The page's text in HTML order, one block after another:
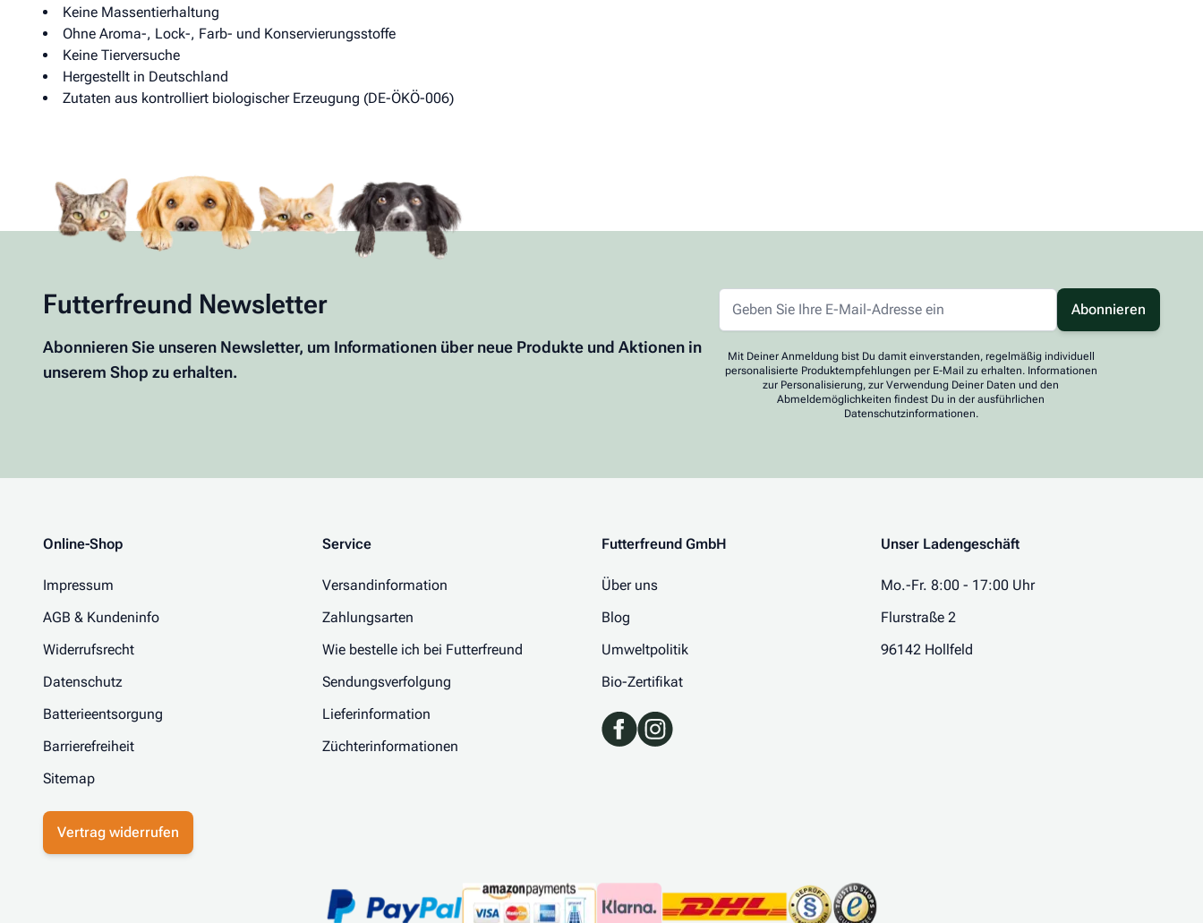
Keine Massentierhaltung
Ohne Aroma-, Lock-, Farb- und Konservierungsstoffe
Keine Tierversuche
Hergestellt in Deutschland
Zutaten aus kontrolliert biologischer Erzeugung (DE-ÖKÖ-006)
Futterfreund Newsletter
Abonnieren Sie unseren Newsletter, um Informationen über neue Produkte und Aktionen in
unserem Shop zu erhalten.
Abonnieren
Mit Deiner Anmeldung bist Du damit einverstanden, regelmäßig individuell
personalisierte Produktempfehlungen per E-Mail zu erhalten. Informationen
zur Personalisierung, zur Verwendung Deiner Daten und den
Abmeldemöglichkeiten findest Du in der ausführlichen
Datenschutzinformationen.
Online-Shop
Impressum
AGB & Kundeninfo
Widerrufsrecht
Datenschutz
Batterieentsorgung
Barrierefreiheit
Sitemap
Service
Versandinformation
Zahlungsarten
Wie bestelle ich bei Futterfreund
Sendungsverfolgung
Lieferinformation
Züchterinformationen
Futterfreund GmbH
Über uns
Blog
Umweltpolitik
Bio-Zertifikat
Unser Ladengeschäft
Mo.-Fr. 8:00 - 17:00 Uhr
Flurstraße 2
96142 Hollfeld
Vertrag widerrufen